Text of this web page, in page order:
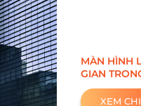
MÀN HÌNH
GIAN
XEM